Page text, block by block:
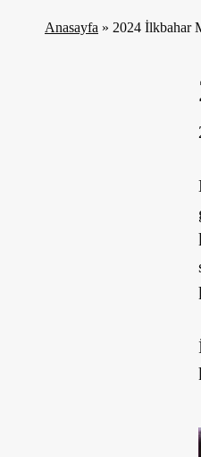
Anasayfa » 2024 İlkbahar